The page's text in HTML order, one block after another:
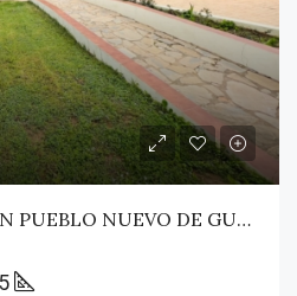
SE VENDE CHALET EN PUEBLO NUEVO DE GUADIARO